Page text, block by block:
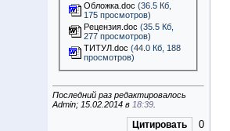
Обложка.doc (36.5 Кб,
175 просмотров)
Рецензия.doc (35.5 Кб,
277 просмотров)
ТИТУЛ.doc (44.0 Кб, 188
просмотров)
Последний раз редактировалось
Admin; 15.02.2014 в 18:39
Цитировать 0